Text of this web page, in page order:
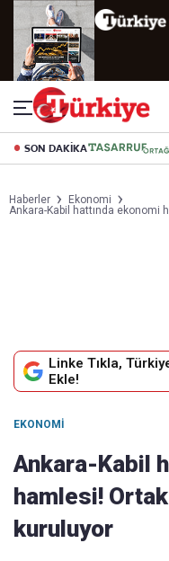
SON DAKİKA
Haberler
Ekonomi
Ankara-Kabil hattında ekonomi
Linke Tıkla,
Ekle!
EKONOMI
Ankara-Kabil
hamlesi!
kuruluyor